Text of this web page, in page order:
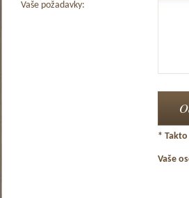
Vaše požadavky:
*
Vaše